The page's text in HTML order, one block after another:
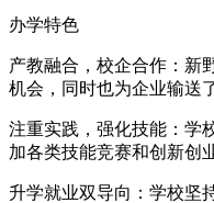
办学特色
产教融合，校企合作：新
机会，同时也为企业输送
注重实践，强化技能：学
加各类技能竞赛和创新创
升学就业双导向：学校坚